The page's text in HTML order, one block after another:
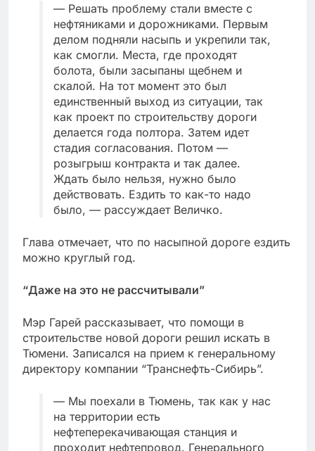
— Решать проблему стали вместе с
нефтяниками и дорожниками. Первым
делом подняли насыпь и укрепили так,
как смогли. Места, где проходят
болота, были засыпаны щебнем и
скалой. На тот момент это был
единственный выход из ситуации, так
как проект по строительству дороги
делается года полтора. Затем идет
стадия согласования. Потом —
розыгрыш контракта и так далее.
Ждать было нельзя, нужно было
действовать. Ездить то как-то надо
было, — рассуждает Величко.
Глава отмечает, что по насыпной дороге ездить
можно круглый год.
“Даже на это не рассчитывали”
Мэр Гарей рассказывает, что помощи в
строительстве новой дороги решил искать в
Тюмени. Записался на прием к генеральному
директору компании “Транснефть-Сибирь”.
— Мы поехали в Тюмень, так как у нас
на территории есть
нефтеперекачивающая станция и
проходит нефтепровод. Генерального